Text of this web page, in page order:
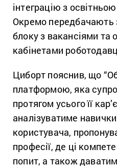
інтеграцію з
Окремо передбачають
блоку з вакансіями та
кабінетами
Циборт пояснив, що
платформою, яка
протягом усього її
аналізуватиме
користувача,
професії, де ці
попит, а також